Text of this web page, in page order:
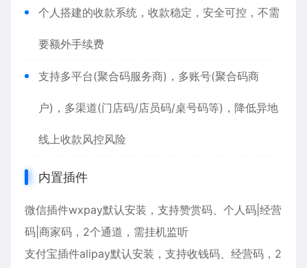
个人搭建的收款系统，收款稳定，安全可控，不需
要额外手续费
支持多平台(聚合码服务商)，多账号(聚合码商
户)，多渠道(门店码/店员码/桌号码等)，降低异地
线上收款风控风险
内置插件
微信插件wxpay默认安装，支持赞赏码、个人码|经营
码|商家码，2个通道，需挂机监听
支付宝插件alipay默认安装，支持收钱码、经营码，2